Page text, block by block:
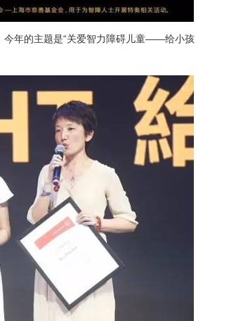
今年的主题是“关爱智力障碍儿童——给小孩